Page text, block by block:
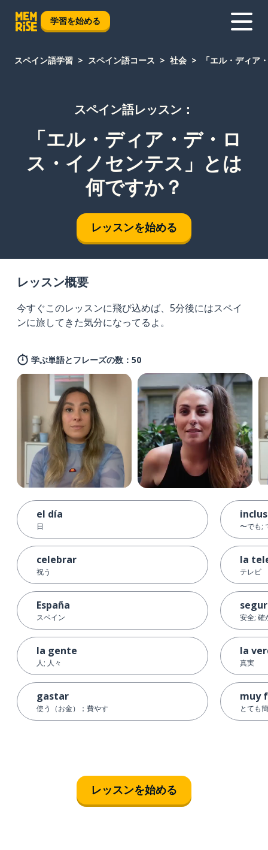
学習を始める
スペイン語学習 スペイン語コース 社会 「エル・ディア
スペイン語レッスン：
「エル・ディア・デ・ロ
ス・イノセンテス」とは
何ですか？
レッスンを始める
レッスン概要
今すぐこのレッスンに飛び込めば、5分後にはスペイ
ンに旅してきた気分になってるよ。
学ぶ単語とフレーズの数：50
el día
日
celebrar
祝う
España
スペイン
la gente
人; 人々
gastar
使う（お金）；費やす
〜でも;
la
テレビ
安全; 確
la
真実
muy
とても
レッスンを始める